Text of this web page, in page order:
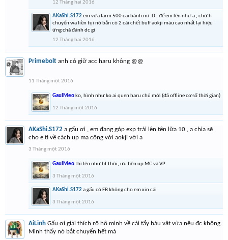
12 Tháng hai 2016
AKaShi.S172em vừa farm 500 cai bánh mì :D , để em lên như a , chứ h
chuyển wa liền tụi nó bắn có 2 cái chết buff aokji máu cao nhất lại hiệu
ứng chả đánh dc gi
12 Tháng hai 2016
Primebolt anh có giữ acc haru không @@
11 Tháng một 2016
GauIMeo ko, hình như ko ai quen haru chủ mới (đã offline cơ số thời gian)
12 Tháng một 2016
AKaShi.S172 a gấu ơi , em đang góp exp trái lên tên lữa 10 , a chia sẽ
cho e tí về cách up ma công với aokji với a
3 Tháng một 2016
GauIMeothì lên như bt thôi, ưu tiên up MC và VP
3 Tháng một 2016
AKaShi.S172a gấu có FB không cho em xin cái
3 Tháng một 2016
AiLinh Gấu ơi giải thích rõ hộ mình về cái tẩy báu vật vừa nêu đc không.
Mình thấy nó bắt chuyển hết mà